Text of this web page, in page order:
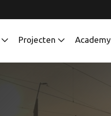
Projecten Academy